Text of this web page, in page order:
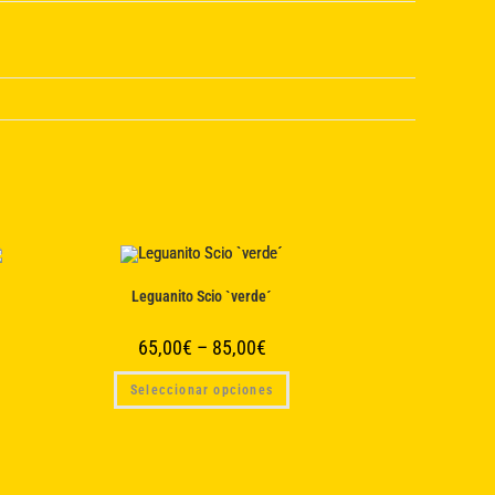
Leguanito Scio `verde´
65,00€ – 85,00€
Seleccionar opciones
Este
tiene